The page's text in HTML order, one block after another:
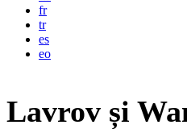
fr
tr
es
eo
Lavrov și